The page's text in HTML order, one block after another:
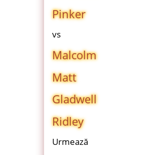
Pinker
vs
Malcolm
Matt
Gladwell
Ridley
Urmează